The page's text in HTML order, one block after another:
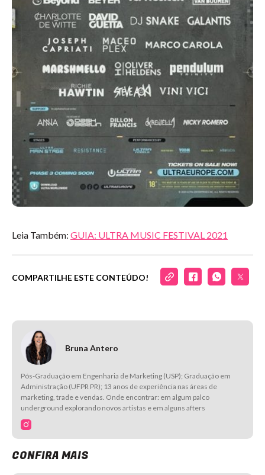
Leia Também: GUIA: ULTRA MUSIC FESTIVAL 2021
COMPARTILHE ESTE CONTEÚDO!
Bruna Antero
Pós-Graduação em Engenharia de Marketing (USP); Graduação em
Administração (UFPR PR); 13 anos de experiência nas áreas de
marketing, trade e vendas. Onde encontrar: em algum palco
underground explorando novos artistas e em alguns afters
CONFIRA MAIS